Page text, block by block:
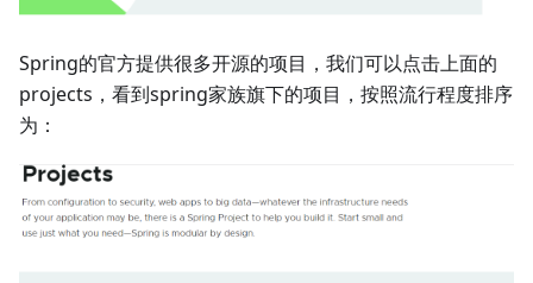
Spring的官方提供很多开源的项目，我们可以点击上面的
projects，看到spring家族旗下的项目，按照流行程度排序
为：